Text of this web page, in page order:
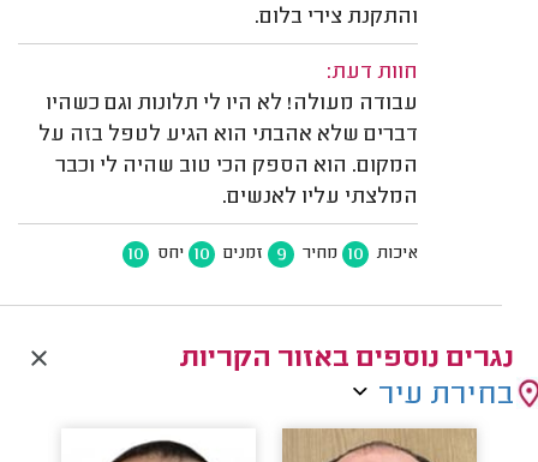
והתקנת צירי בלום.
חוות דעת:
עבודה מעולה! לא היו לי תלונות וגם כשהיו
דברים שלא אהבתי הוא הגיע לטפל בזה על
המקום. הוא הספק הכי טוב שהיה לי וכבר
המלצתי עליו לאנשים.
איכות 10 מחיר 9 זמנים 10 יחס 10
נגרים נוספים באזור הקריות
בחירת עיר